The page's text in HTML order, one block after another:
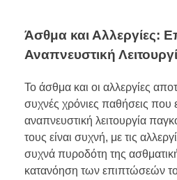
Άσθμα και Αλλεργίες:
Αναπνευστική
Το άσθμα και οι αλλεργίες
συχνές χρόνιες παθήσεις που
αναπνευστική λειτουργία
τους είναι συχνή, με τις
συχνά πυροδότη της
κατανόηση των επιπτώσεών